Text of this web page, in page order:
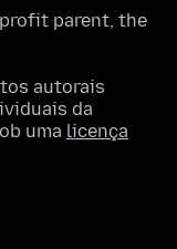
parent, the
autorais
da
uma licença